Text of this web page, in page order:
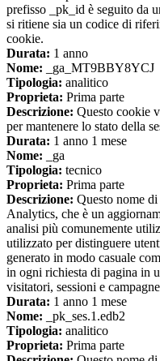
prefisso _pk_id è seguito da
si ritiene sia un codice di
cookie.
Durata: 1 anno
Nome: _ga_MT9BBY8YCJ
Tipologia: analitico
Proprieta: Prima parte
Descrizione: Questo cookie
per mantenere lo stato della
Durata: 1 anno 1 mese
Nome: _ga
Tipologia: tecnico
Proprieta: Prima parte
Descrizione: Questo nome
Analytics, che è un
analisi più comunemente
utilizzato per distinguere
generato in modo casuale
in ogni richiesta di pagina in
visitatori, sessioni e
Durata: 1 anno 1 mese
Nome: _pk_ses.1.edb2
Tipologia: analitico
Proprieta: Prima parte